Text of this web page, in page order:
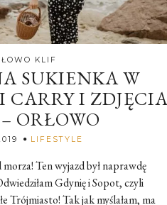
KLIF
SUKIENKA W
CARRY I
ORŁOWO
LIFESTYLE
morza! Ten wyjazd był naprawdę
Gdynię i Sopot, czyli
Trójmiasto! Tak jak myślałam, ma